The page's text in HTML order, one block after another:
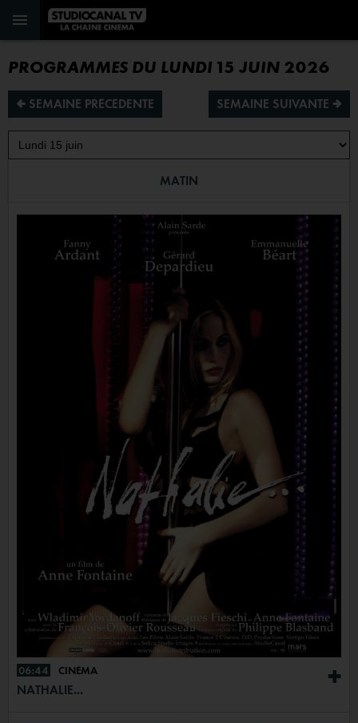
PROGRAMMES DU LUNDI 15 JUIN 2026
¡ SEMAINE PRÉCÉDENTE SEMAINE SUIVANTE ª
MATIN
+
06:44 CINÉMA
NATHALIE...